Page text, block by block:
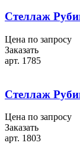
Стеллаж
Цена по запросу
Заказать
арт. 1785
Стеллаж
Цена по запросу
Заказать
арт. 1803